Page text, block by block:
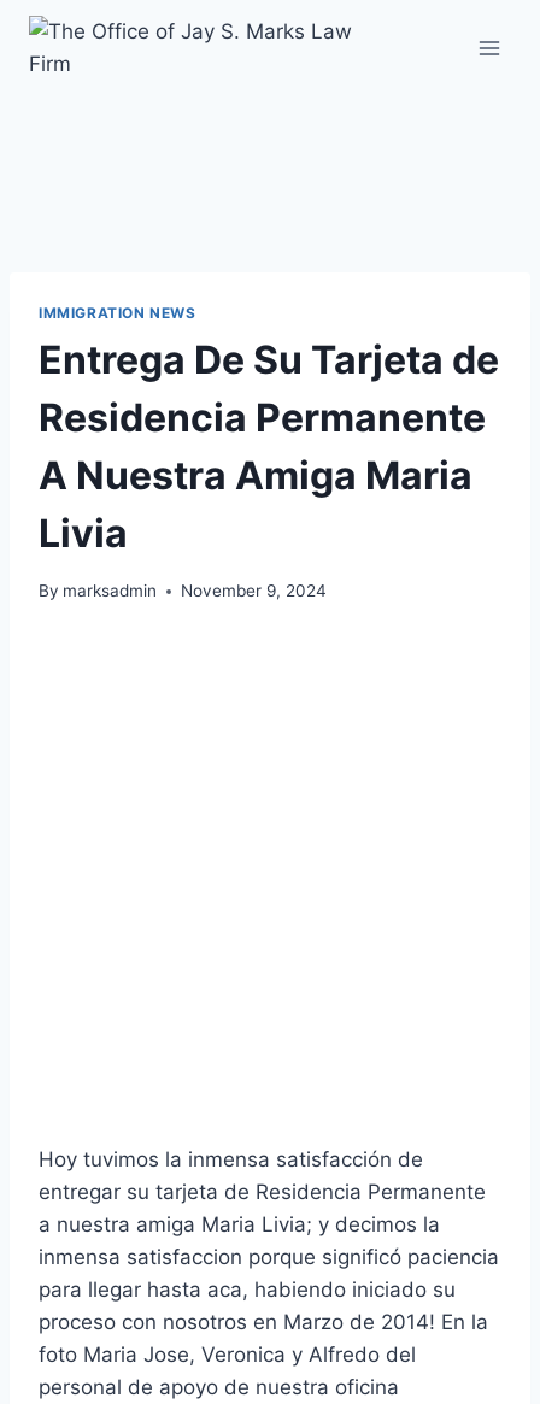
IMMIGRATION NEWS
Entrega De Su Tarjeta de
Residencia Permanente
A Nuestra Amiga Maria
Livia
By marksadmin November 9, 2024
Hoy tuvimos la inmensa satisfacción de
entregar su tarjeta de Residencia Permanente
a nuestra amiga Maria Livia; y decimos la
inmensa satisfaccion porque significó paciencia
para llegar hasta aca, habiendo iniciado su
proceso con nosotros en Marzo de 2014! En la
foto Maria Jose, Veronica y Alfredo del
personal de apoyo de nuestra oficina